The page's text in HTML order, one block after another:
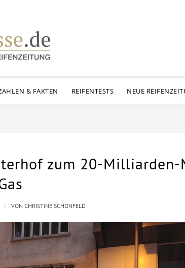
& FAKTEN REIFENTESTS NEUE
zum 20-Milliarden-
/ VON CHRISTINE SCHÖNFELD